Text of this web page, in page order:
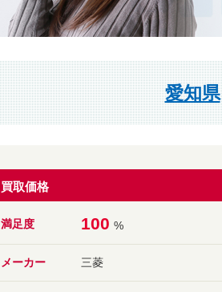
愛知県
買取価格
満足度 100 %
メーカー 三菱